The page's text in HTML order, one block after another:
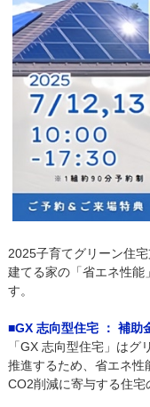
2025子育てグリーン住
建てる家の「省エネ性能
す。
■GX 志向型住宅 ： 補助
「GX 志向型住宅」は
推進するため、省エネ性
CO2削減に寄与する住宅